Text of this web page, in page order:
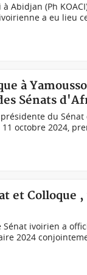
Abidjan (Ph
a eu lieu
à
Sénats
du Sénat
octobre 2024,
et Colloque
Sénat ivoirien a
2024